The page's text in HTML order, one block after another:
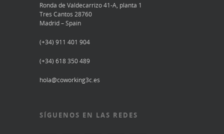
Ronda de Valdecarrizo 41-A, planta 1
Tres Cantos 28760
Madrid – Spain
(+34) 911 401 904
(+34) 618 350 489
hola@coworking3c.es
SÍGUENOS EN LAS REDES